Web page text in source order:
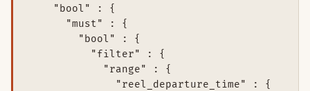
    "bool" : {
      "must" : {
        "bool" : {
          "filter" : {
            "range" : {
              "reel_departure_time" : {